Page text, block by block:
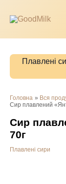
Плавлені
Головна Вся
Сир плавлений
Сир
70г
Плавлені сири